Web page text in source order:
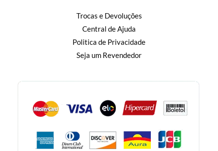
Trocas e Devoluções
Central de Ajuda
Politica de Privacidade
Seja um Revendedor